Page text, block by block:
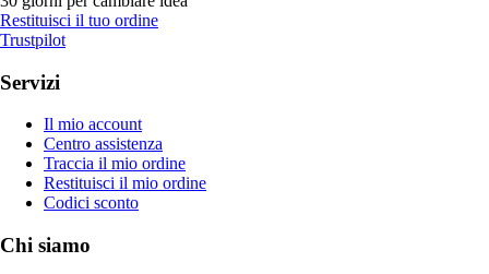
Restituisci il tuo ordine
Trustpilot
Servizi
Il mio account
Centro assistenza
Traccia il mio ordine
Restituisci il mio ordine
Codici sconto
Chi siamo